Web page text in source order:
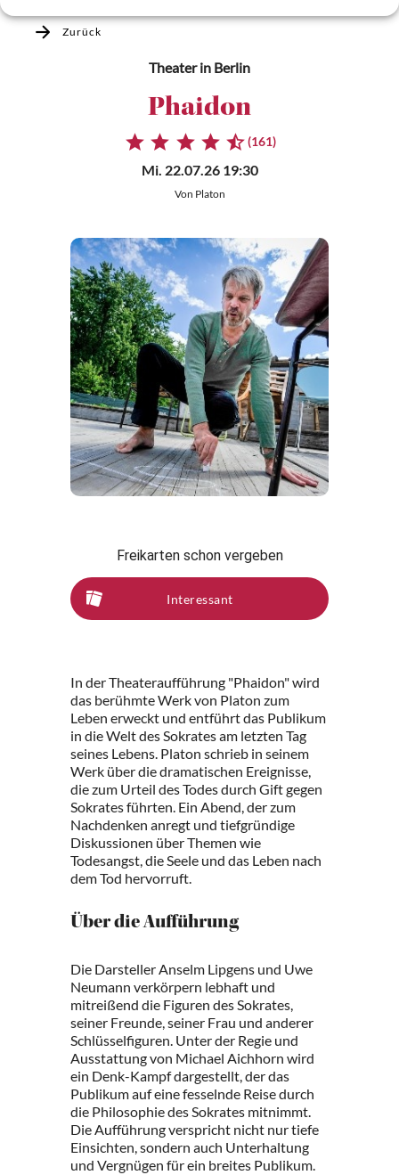
Zurück
Theaterin Berlin
Phaidon
(161)
Mi. 22.07.26 19:30
Von Platon
Freikarten schon vergeben
Interessant
In der Theateraufführung "Phaidon" wird
das berühmte Werk von Platon zum
Leben erweckt und entführt das Publikum
in die Welt des Sokrates am letzten Tag
seines Lebens. Platon schrieb in seinem
Werk über die dramatischen Ereignisse,
die zum Urteil des Todes durch Gift gegen
Sokrates führten. Ein Abend, der zum
Nachdenken anregt und tiefgründige
Diskussionen über Themen wie
Todesangst, die Seele und das Leben nach
dem Tod hervorruft.
Über die Aufführung
Die Darsteller Anselm Lipgens und Uwe
Neumann verkörpern lebhaft und
mitreißend die Figuren des Sokrates,
seiner Freunde, seiner Frau und anderer
Schlüsselfiguren. Unter der Regie und
Ausstattung von Michael Aichhorn wird
ein Denk-Kampf dargestellt, der das
Publikum auf eine fesselnde Reise durch
die Philosophie des Sokrates mitnimmt.
Die Aufführung verspricht nicht nur tiefe
Einsichten, sondern auch Unterhaltung
und Vergnügen für ein breites Publikum.